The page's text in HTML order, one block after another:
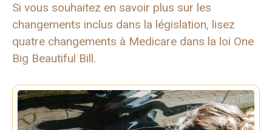
Si vous souhaitez en savoir plus sur les
changements inclus dans la législation, lisez
quatre changements à Medicare dans la loi One
Big Beautiful Bill.